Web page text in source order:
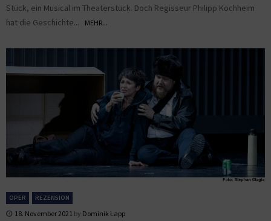
Stück, ein Musical im Theaterstück. Doch Regisseur Philipp Kochheim
hat die Geschichte...
MEHR...
OPER REZENSION
18. November 2021 by Dominik Lapp